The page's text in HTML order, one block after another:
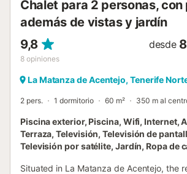
Chalet para 2 personas, con
además de vistas y jardín
9,8
8 opiniones
desde
La Matanza de Acentejo, Tenerife
2 pers. 1 dormitorio 60 m² 350 m al
Piscina exterior, Piscina, Wifi, Internet,
Terraza, Televisión, Televisión de
Televisión por satélite, Jardín, Ropa de
Situated in La Matanza de Acentejo, the